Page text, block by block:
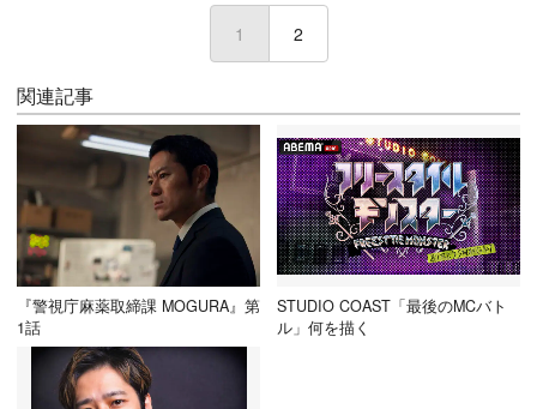
1 (current)
2
関連記事
『警視庁麻薬取締課 MOGURA』第
1話
STUDIO COAST「最後のMCバト
ル」何を描く